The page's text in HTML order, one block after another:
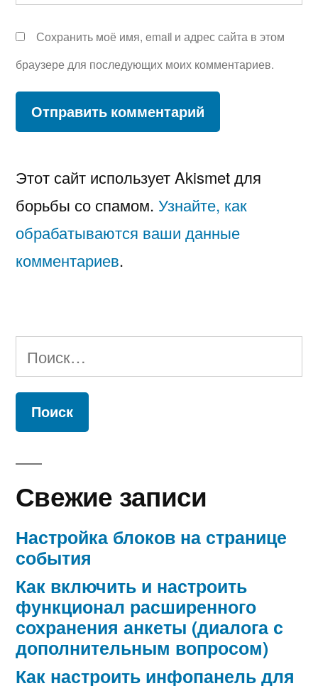
Сохранить моё имя, email и адрес сайта в этом
браузере для последующих моих комментариев.
Этот сайт использует Akismet для
борьбы со спамом. Узнайте, как
обрабатываются ваши данные
комментариев.
Найти:
Свежие записи
Настройка блоков на странице
события
Как включить и настроить
функционал расширенного
сохранения анкеты (диалога с
дополнительным вопросом)
Как настроить инфопанель для